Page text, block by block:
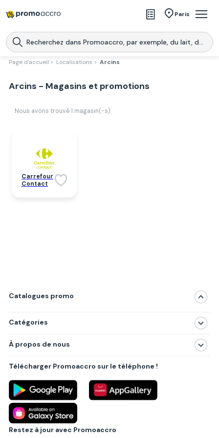
Paris
Magasins
Produits
Promoaccro
Page d'accueil > Localisations > Arcins
Arcins - Magasins et promotions
Nous avons trouvé 1 magasin(-s)
Carrefour
Contact
Catalogues promo
Catégories
Produits
Villes principales
À propos de nous
Politique de confidentialité
Règlements
Partenariat B2B
Blog
Contact
Télécharger Promoaccro sur le téléphone !
Restez à jour avec Promoaccro